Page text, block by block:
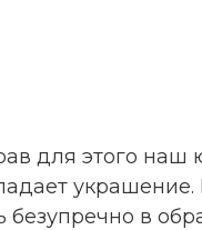
для этого
украшение.
в